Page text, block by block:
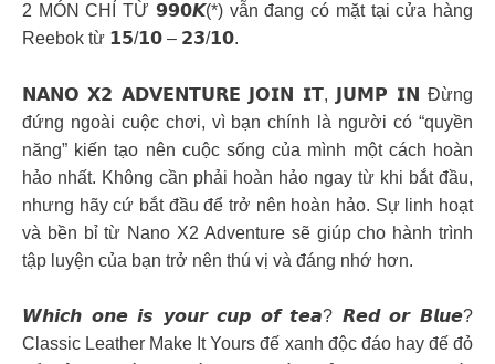
2 MÓN CHỈ TỪ 𝟵𝟵𝟬𝙆(*) vẫn đang có mặt tại cửa hàng
Reebok từ 𝟭𝟱/𝟭𝟬 – 𝟮𝟯/𝟭𝟬.
𝗡𝗔𝗡𝗢 𝗫𝟮 𝗔𝗗𝗩𝗘𝗡𝗧𝗨𝗥𝗘 𝗝𝗢𝗜𝗡 𝗜𝗧, 𝗝𝗨𝗠𝗣 𝗜𝗡 Đừng
đứng ngoài cuộc chơi, vì bạn chính là người có “quyền
năng” kiến tạo nên cuộc sống của mình một cách hoàn
hảo nhất. Không cần phải hoàn hảo ngay từ khi bắt đầu,
nhưng hãy cứ bắt đầu để trở nên hoàn hảo. Sự linh hoạt
và bền bỉ từ Nano X2 Adventure sẽ giúp cho hành trình
tập luyện của bạn trở nên thú vị và đáng nhớ hơn.
𝙒𝙝𝙞𝙘𝙝 𝙤𝙣𝙚 𝙞𝙨 𝙮𝙤𝙪𝙧 𝙘𝙪𝙥 𝙤𝙛 𝙩𝙚𝙖? 𝙍𝙚𝙙 𝙤𝙧 𝘽𝙡𝙪𝙚?
Classic Leather Make It Yours đế xanh độc đáo hay đế đỏ